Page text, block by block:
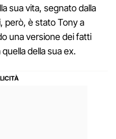
sua vita, segnato dalla
però, è stato Tony a
una versione dei fatti
della sua ex.